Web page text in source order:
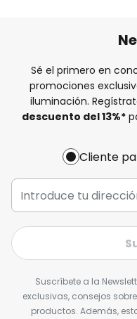
Sé el primero en
promociones
iluminación.
descuento del13%*
Cliente
Suscríbete a la
exclusivas, consejos
productos. Además,